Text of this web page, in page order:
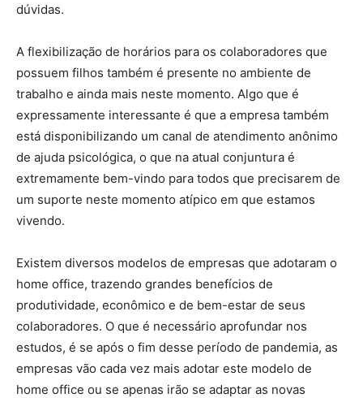
dúvidas.
A flexibilização de horários para os colaboradores que
possuem filhos também é presente no ambiente de
trabalho e ainda mais neste momento. Algo que é
expressamente interessante é que a empresa também
está disponibilizando um canal de atendimento anônimo
de ajuda psicológica, o que na atual conjuntura é
extremamente bem-vindo para todos que precisarem de
um suporte neste momento atípico em que estamos
vivendo.
Existem diversos modelos de empresas que adotaram o
home office, trazendo grandes benefícios de
produtividade, econômico e de bem-estar de seus
colaboradores. O que é necessário aprofundar nos
estudos, é se após o fim desse período de pandemia, as
empresas vão cada vez mais adotar este modelo de
home office ou se apenas irão se adaptar as novas